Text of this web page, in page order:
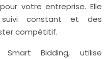
votre entreprise. Elle
constant et des
compétitif.
Bidding, utilise